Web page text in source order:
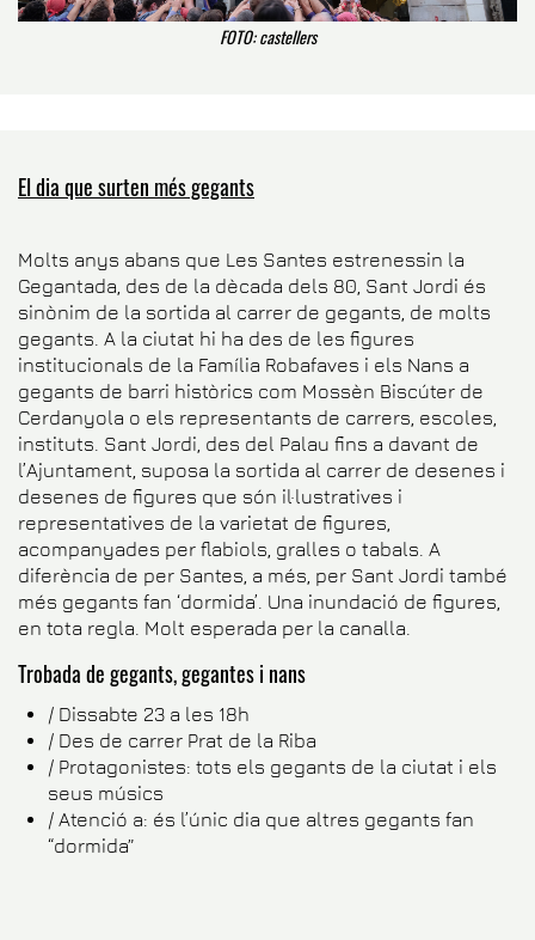
FOTO: castellers
El dia que surten més gegants
Molts anys abans que Les Santes estrenessin la
Gegantada , des de la dècada dels 80, Sant Jordi és
sinònim de la sortida al carrer de gegants, de molts
gegants. A la ciutat hi ha des de les figures
institucionals de la Família Robafaves i els Nans a
gegants de barri històrics com Mossèn Biscúter de
Cerdanyola o els representants de carrers, escoles,
instituts. Sant Jordi, des del Palau fins a davant de
l’Ajuntament, suposa la sortida al carrer de desenes i
desenes de figures que són il·lustratives i
representatives de la varietat de figures,
acompanyades per flabiols, gralles o tabals. A
diferència de per Santes, a més, per Sant Jordi també
més gegants fan ‘dormida’. Una inundació de figures,
en tota regla. Molt esperada per la canalla.
Trobada de gegants, gegantes i nans
/ Dissabte 23 a les 18h
/ Des de carrer Prat de la Riba
/ Protagonistes: tots els gegants de la ciutat i els
seus músics
/ Atenció a: és l’únic dia que altres gegants fan
“dormida”